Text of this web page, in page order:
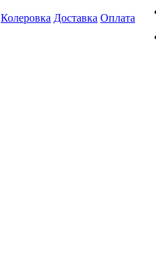
Колеровка Доставка Оплата